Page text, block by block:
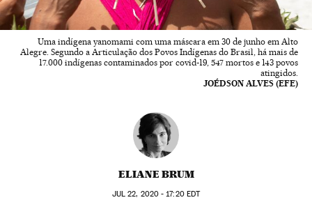
Uma indígena yanomami com uma máscara em 30 de junho em Alto
Alegre. Segundo a Articulação dos Povos Indígenas do Brasil, há mais de
17.000 indígenas contaminados por covid-19, 547 mortos e 143 povos
atingidos.
JOÉDSON ALVES (EFE)
ELIANE BRUM
JUL 22, 2020 - 17:20EDT